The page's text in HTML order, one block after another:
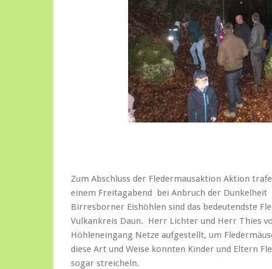
Zum Abschluss der Fledermausaktion Aktion
einem Freitagabend bei Anbruch der
Birresborner Eishöhlen sind das bedeutendste
Vulkankreis Daun. Herr Lichter und Herr Thies
Höhleneingang Netze aufgestellt, um
diese Art und Weise konnten Kinder und Eltern
sogar streicheln.